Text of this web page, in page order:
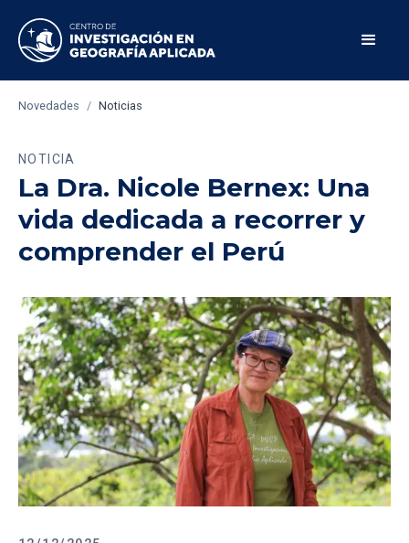
Novedades / Noticias
NOTICIA
La Dra. Nicole Bernex: Una
vida dedicada a recorrer y
comprender el Perú